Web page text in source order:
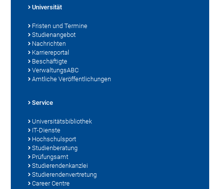
Universität
Fristen und Termine
Studienangebot
Nachrichten
Karriereportal
Beschäftigte
VerwaltungsABC
Amtliche Veröffentlichungen
Service
Universitätsbibliothek
IT-Dienste
Hochschulsport
Studienberatung
Prüfungsamt
Studierendenkanzlei
Studierendenvertretung
Career Centre